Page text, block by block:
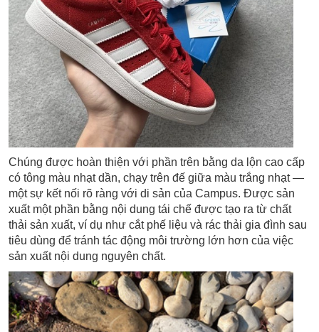
Chúng được hoàn thiện với phần trên bằng da lộn cao cấp
có tông màu nhạt dần, chạy trên đế giữa màu trắng nhạt —
một sự kết nối rõ ràng với di sản của Campus. Được sản
xuất một phần bằng nội dung tái chế được tạo ra từ chất
thải sản xuất, ví dụ như cắt phế liệu và rác thải gia đình sau
tiêu dùng để tránh tác động môi trường lớn hơn của việc
sản xuất nội dung nguyên chất.